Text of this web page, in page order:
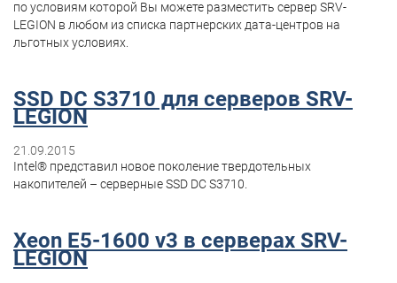
по условиям которой Вы можете разместить сервер SRV-
LEGION в любом из списка партнерских дата-центров на
льготных условиях.
SSD DC S3710 для серверов SRV-
LEGION
21.09.2015
Intel® представил новое поколение твердотельных
накопителей – серверные SSD DC S3710.
Xeon E5-1600 v3 в серверах SRV-
LEGION